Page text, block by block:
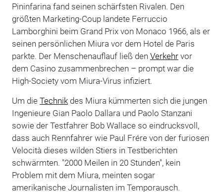
Pininfarina fand seinen schärfsten Rivalen. Den
größten Marketing-Coup landete Ferruccio
Lamborghini beim Grand Prix von Monaco 1966, als er
seinen persönlichen Miura vor dem Hotel de Paris
parkte. Der Menschenauflauf ließ den Verkehrvor
dem Casino zusammenbrechen – prompt war die
High-Society vom Miura-Virus infiziert.
Um die Technikdes Miura kümmerten sich die jungen
Ingenieure Gian Paolo Dallara und Paolo Stanzani
sowie der Testfahrer Bob Wallace so eindrucksvoll,
dass auch Rennfahrer wie Paul Frére von der furiosen
Velocità dieses wilden Stiers in Testberichten
schwärmten. "2000 Meilen in 20 Stunden", kein
Problem mit dem Miura, meinten sogar
amerikanische Journalisten im Temporausch.